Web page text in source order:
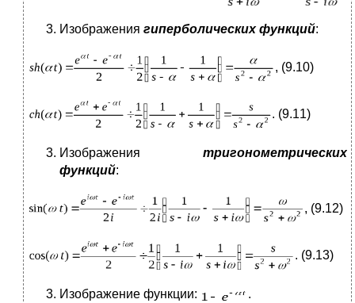
Изображения гиперболических функций:
, (9.10)
. (9.11)
Изображения тригонометрических
функций:
, (9.12)
. (9.13)
Изображение функции: .